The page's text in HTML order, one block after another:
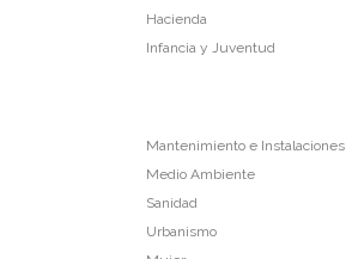
Hacienda
Infancia y Juventud
Mantenimiento e Instalaciones
Medio Ambiente
Sanidad
Urbanismo